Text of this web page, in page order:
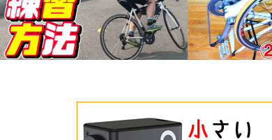
いろいろ試そう、8の字走行の練習方
*これができれば